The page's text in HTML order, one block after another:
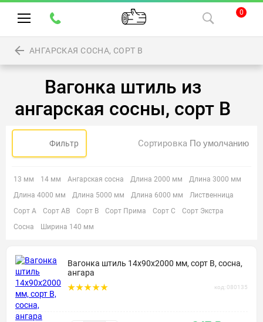
0
АНГАРСКАЯ СОСНА, СОРТ В
Вагонка штиль из
ангарская сосны, сорт В
Фильтр Сортировка
13 мм 14 мм Ангарская сосна Длина 2000 мм
Длина 3000 мм
Длина 4000 мм
Длина 5000 мм Длина 6000 мм
Лиственница
Сорт А
Сорт АВ Сорт В Сорт Прима Сорт С
Сорт Экстра
Сосна
Ширина 140 мм
Вагонка штиль 14х90х2000 мм, сорт В, сосна,
ангара
код: 080135